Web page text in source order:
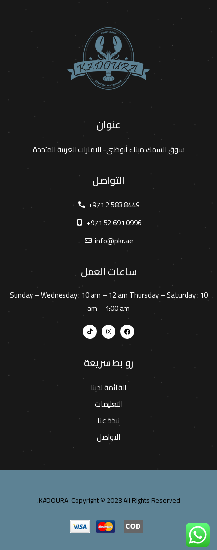
عنوان
سوق السمك ميناء أبوظبى- الامارات العربية المتحدة
التواصل
+971 2 583 8449
+971 52 691 0996
info@pkr.ae
ساعات العمل
Sunday – Wednesday : 10 am – 12 amThursday – Saturday : 10
am – 1:00 am
روابط سريعة
القائمة لدينا
التعليمات
نبذة عنا
التواصل
KADOURA-Copyright © 2023 All Rights Reserved.